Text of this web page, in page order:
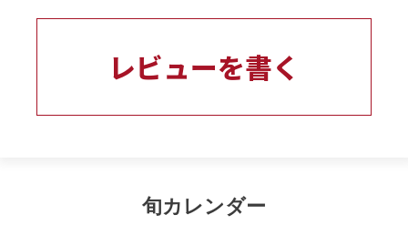
レビューを書く
旬カレンダー